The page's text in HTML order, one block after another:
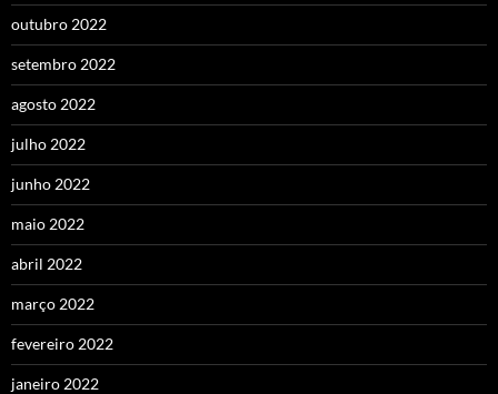
outubro 2022
setembro 2022
agosto 2022
julho 2022
junho 2022
maio 2022
abril 2022
março 2022
fevereiro 2022
janeiro 2022